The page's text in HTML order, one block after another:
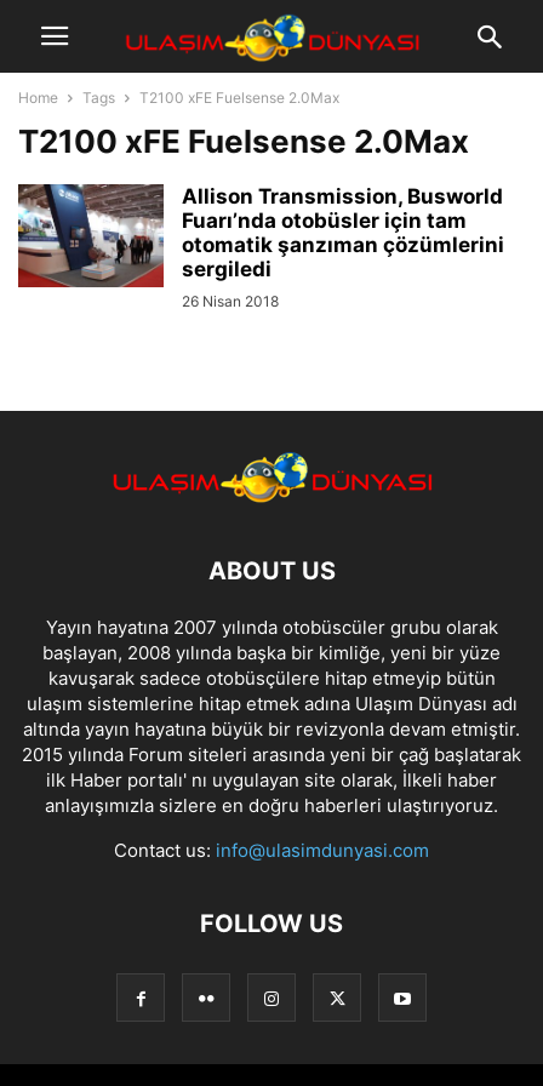
Home Tags T2100 xFE Fuelsense 2.0Max
T2100 xFE Fuelsense 2.0Max
Allison Transmission, Busworld
Fuarı’nda otobüsler için tam
otomatik şanzıman çözümlerini
sergiledi
26 Nisan 2018
ABOUT US
Yayın hayatına 2007 yılında otobüscüler grubu olarak
başlayan, 2008 yılında başka bir kimliğe, yeni bir yüze
kavuşarak sadece otobüsçülere hitap etmeyip bütün
ulaşım sistemlerine hitap etmek adına Ulaşım Dünyası adı
altında yayın hayatına büyük bir revizyonla devam etmiştir.
2015 yılında Forum siteleri arasında yeni bir çağ başlatarak
ilk Haber portalı' nı uygulayan site olarak, İlkeli haber
anlayışımızla sizlere en doğru haberleri ulaştırıyoruz.
Contact us: info@ulasimdunyasi.com
FOLLOW US